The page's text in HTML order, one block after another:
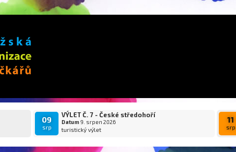
09
srp
VÝLET Č. 7 - České středohoří
Datum 9. srpen 2026
turistický výlet
11
srp